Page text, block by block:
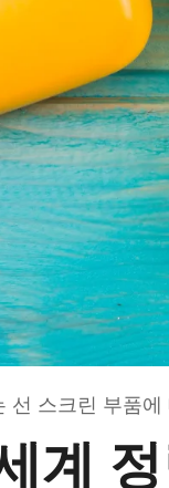
선 스크린 부품
계